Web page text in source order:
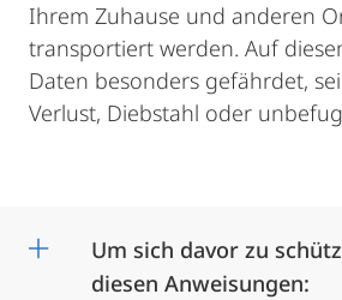
Ihrem Zuhause und anderen
transportiert werden. Auf
Daten besonders gefährdet,
Verlust, Diebstahl oder
Um sich davor zu
diesen Anweisungen: